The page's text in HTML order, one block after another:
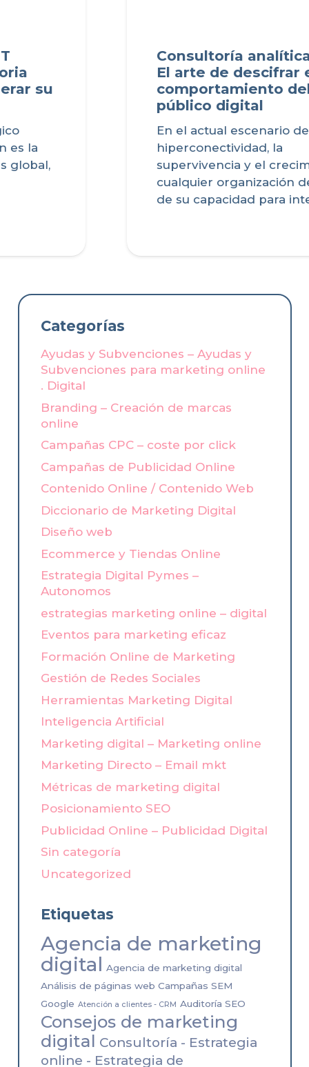
Consultoría analítica digital:
El arte de descifrar el
comportamiento del
En el actual escenario de
hiperconectividad, la
supervivencia y el crecimiento de
cualquier organización dependen
de su capacidad para interpretar…
Categorías
Ayudas y Subvenciones – Ayudas y
Subvenciones para marketing online
. Digital
Branding – Creación de marcas
online
Campañas CPC – coste por click
Campañas de Publicidad Online
Contenido Online / Contenido Web
Diccionario de Marketing Digital
Diseño web
Ecommerce y Tiendas Online
Estrategia Digital Pymes –
Autonomos
estrategias marketing online – digital
Eventos para marketing eficaz
Formación Online de Marketing
Gestión de Redes Sociales
Herramientas Marketing Digital
Inteligencia Artificial
Marketing digital – Marketing online
Marketing Directo – Email mkt
Métricas de marketing digital
Posicionamiento SEO
Publicidad Online – Publicidad Digital
Sin categoría
Uncategorized
Etiquetas
Agencia de marketing
digital Agencia de marketing digital
Análisis de páginas web Campañas SEM
Google Atención a clientes - CRM Auditoría SEO
Consejos de marketing
digital Consultoría - Estrategia
online - Estrategia de